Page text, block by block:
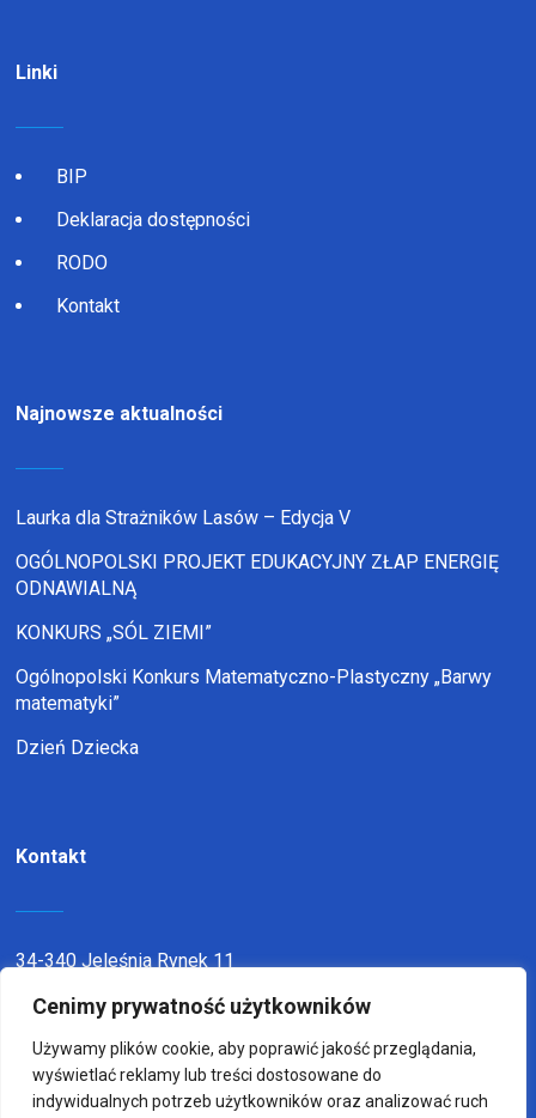
Cenimy prywatność użytkowników
Używamy plików cookie, aby poprawić jakość przeglądania,
wyświetlać reklamy lub treści dostosowane do
indywidualnych potrzeb użytkowników oraz analizować ruch
Linki
BIP
Deklaracja dostępności
RODO
Kontakt
Najnowsze aktualności
Laurka dla Strażników Lasów – Edycja V
OGÓLNOPOLSKI PROJEKT EDUKACYJNY ZŁAP ENERGIĘ
ODNAWIALNĄ
KONKURS „SÓL ZIEMI”
Ogólnopolski Konkurs Matematyczno-Plastyczny „Barwy
matematyki”
Dzień Dziecka
Kontakt
34-340 Jeleśnia Rynek 11
telefon:338636116
email:sp1jel@op.pl